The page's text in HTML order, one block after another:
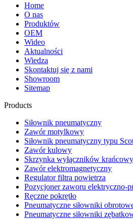
Home
O nas
Produktów
OEM
Wideo
Aktualności
Wiedza
Skontaktuj się z nami
Showroom
Sitemap
Products
Siłownik pneumatyczny
Zawór motylkowy
Siłownik pneumatyczny typu
Zawór kulowy
Skrzynka wyłączników
Zawór elektromagnetyczny
Regulator filtra powietrza
Pozycjoner zaworu elektryczno-
Ręczne pokrętło
Pneumatyczne siłowniki
Pneumatyczne siłowniki